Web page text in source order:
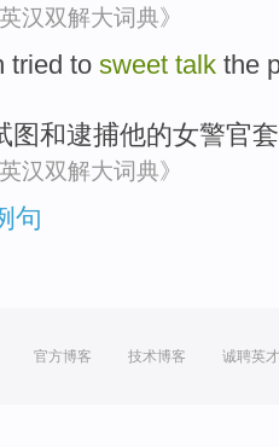
汉双解大词典》
tried to sweet talk the
图和逮捕他的女警官
汉双解大词典》
句
官方博客 技术博客 诚聘英才